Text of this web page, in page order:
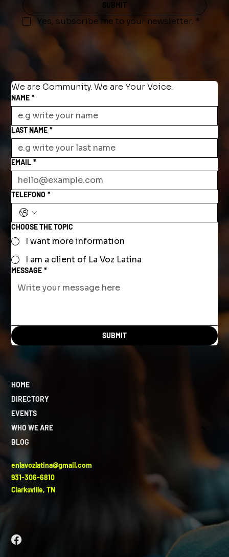
SUBMIT
Yes, subscribe me to your newsletter. *
We are Community. We are Your Voice.
NAME *
LAST NAME *
EMAIL *
TELEFONO *
CHOOSE THE TOPIC
I want more information
I am a client of La Voz Latina
MESSAGE *
SUBMIT
HOME
DIRECTORY
EVENTS
WHO WE ARE
BLOG
enlavozlatina@gmail.com
931-306-6810
Clarksville, TN